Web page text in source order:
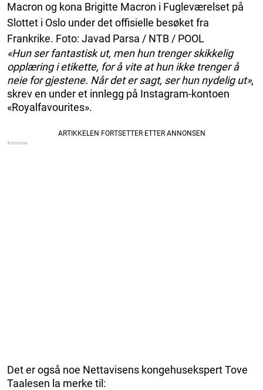
Macron og kona Brigitte Macron i Fugleværelset på
Slottet i Oslo under det offisielle besøket fra
Frankrike. Foto: Javad Parsa / NTB / POOL
«Hun ser fantastisk ut, men hun trenger skikkelig
opplæring i etikette, for å vite at hun ikke trenger å
neie for gjestene. Når det er sagt, ser hun nydelig ut»,
skrev en under et innlegg på Instagram-kontoen
«Royalfavourites».
Det er også noe Nettavisens kongehusekspert Tove
Taalesen la merke til: